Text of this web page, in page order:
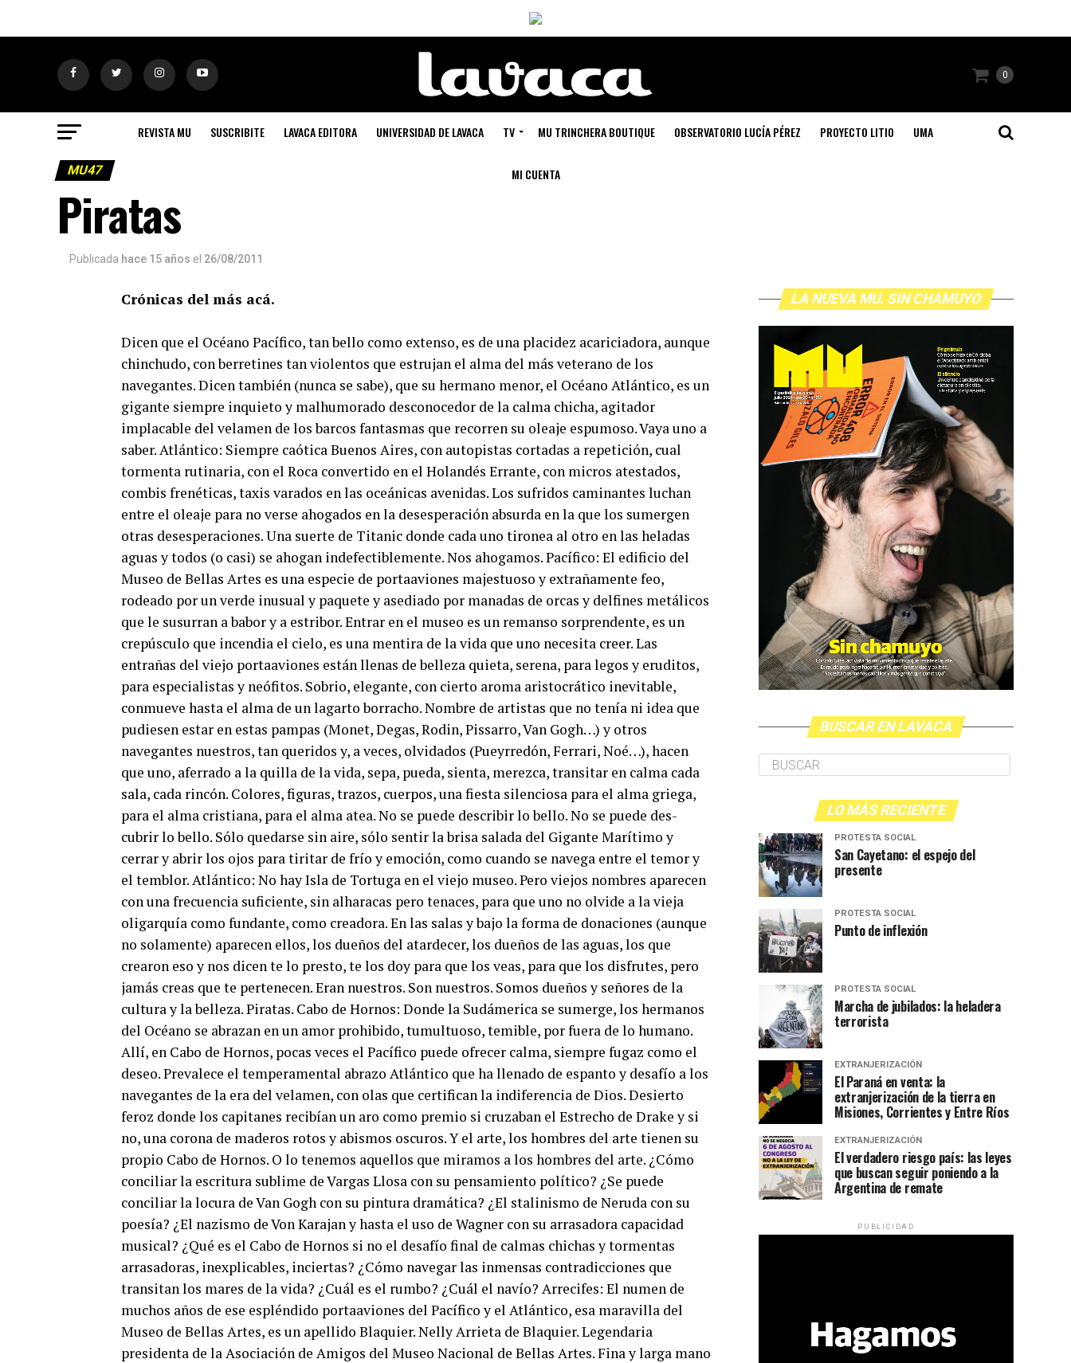
0
REVISTA MU SUSCRIBITE LAVACA EDITORA UNIVERSIDAD DE LAVACA TV MU TRINCHERA BOUTIQUE OBSERVATORIO LUCÍA PÉREZ PROYECTO LITIO UMA
MI CUENTA
MU47
Piratas
Publicada hace 15 años el 26/08/2011
Crónicas del más acá.
Dicen que el Océano Pacífico, tan bello como extenso, es de una placidez acariciadora, aunque
chinchudo, con berretines tan violentos que estrujan el alma del más veterano de los
navegantes. Dicen también (nunca se sabe), que su hermano menor, el Océano Atlántico, es un
gigante siempre inquieto y malhumorado desconocedor de la calma chicha, agitador
implacable del velamen de los barcos fantasmas que recorren su oleaje espumoso. Vaya uno a
saber. Atlántico: Siempre caótica Buenos Aires, con autopistas cortadas a repetición, cual
tormenta rutinaria, con el Roca convertido en el Holandés Errante, con micros atestados,
combis frenéticas, taxis varados en las oceánicas avenidas. Los sufridos caminantes luchan
entre el oleaje para no verse ahogados en la desesperación absurda en la que los sumergen
otras desesperaciones. Una suerte de Titanic donde cada uno tironea al otro en las heladas
aguas y todos (o casi) se ahogan indefectiblemente. Nos ahogamos. Pacífico: El edificio del
Museo de Bellas Artes es una especie de portaaviones majestuoso y extrañamente feo,
rodeado por un verde inusual y paquete y asediado por manadas de orcas y delfines metálicos
que le susurran a babor y a estribor. Entrar en el museo es un remanso sorprendente, es un
crepúsculo que incendia el cielo, es una mentira de la vida que uno necesita creer. Las
entrañas del viejo portaaviones están llenas de belleza quieta, serena, para legos y eruditos,
para especialistas y neófitos. Sobrio, elegante, con cierto aroma aristocrático inevitable,
conmueve hasta el alma de un lagarto borracho. Nombre de artistas que no tenía ni idea que
pudiesen estar en estas pampas (Monet, Degas, Rodin, Pissarro, Van Gogh…) y otros
navegantes nuestros, tan queridos y, a veces, olvidados (Pueyrredón, Ferrari, Noé…), hacen
que uno, aferrado a la quilla de la vida, sepa, pueda, sienta, merezca, transitar en calma cada
sala, cada rincón. Colores, figuras, trazos, cuerpos, una fiesta silenciosa para el alma griega,
para el alma cristiana, para el alma atea. No se puede describir lo bello. No se puede des-
cubrir lo bello. Sólo quedarse sin aire, sólo sentir la brisa salada del Gigante Marítimo y
cerrar y abrir los ojos para tiritar de frío y emoción, como cuando se navega entre el temor y
el temblor. Atlántico: No hay Isla de Tortuga en el viejo museo. Pero viejos nombres aparecen
con una frecuencia suficiente, sin alharacas pero tenaces, para que uno no olvide a la vieja
oligarquía como fundante, como creadora. En las salas y bajo la forma de donaciones (aunque
no solamente) aparecen ellos, los dueños del atardecer, los dueños de las aguas, los que
crearon eso y nos dicen te lo presto, te los doy para que los veas, para que los disfrutes, pero
jamás creas que te pertenecen. Eran nuestros. Son nuestros. Somos dueños y señores de la
cultura y la belleza. Piratas. Cabo de Hornos: Donde la Sudámerica se sumerge, los hermanos
del Océano se abrazan en un amor prohibido, tumultuoso, temible, por fuera de lo humano.
Allí, en Cabo de Hornos, pocas veces el Pacífico puede ofrecer calma, siempre fugaz como el
deseo. Prevalece el temperamental abrazo Atlántico que ha llenado de espanto y desafío a los
navegantes de la era del velamen, con olas que certifican la indiferencia de Dios. Desierto
feroz donde los capitanes recibían un aro como premio si cruzaban el Estrecho de Drake y si
no, una corona de maderos rotos y abismos oscuros. Y el arte, los hombres del arte tienen su
propio Cabo de Hornos. O lo tenemos aquellos que miramos a los hombres del arte. ¿Cómo
conciliar la escritura sublime de Vargas Llosa con su pensamiento político? ¿Se puede
conciliar la locura de Van Gogh con su pintura dramática? ¿El stalinismo de Neruda con su
poesía? ¿El nazismo de Von Karajan y hasta el uso de Wagner con su arrasadora capacidad
musical? ¿Qué es el Cabo de Hornos si no el desafío final de calmas chichas y tormentas
arrasadoras, inexplicables, inciertas? ¿Cómo navegar las inmensas contradicciones que
transitan los mares de la vida? ¿Cuál es el rumbo? ¿Cuál el navío? Arrecifes: El numen de
muchos años de ese espléndido portaaviones del Pacífico y el Atlántico, esa maravilla del
Museo de Bellas Artes, es un apellido Blaquier. Nelly Arrieta de Blaquier. Legendaria
presidenta de la Asociación de Amigos del Museo Nacional de Bellas Artes. Fina y larga mano
LA NUEVA MU. SIN CHAMUYO
BUSCAR EN LAVACA
LO MÁS RECIENTE
PROTESTA SOCIAL
San Cayetano: el espejo del
presente
PROTESTA SOCIAL
Punto de inflexión
PROTESTA SOCIAL
Marcha de jubilados: la heladera
terrorista
EXTRANJERIZACIÓN
El Paraná en venta: la
extranjerización de la tierra en
Misiones, Corrientes y Entre Ríos
EXTRANJERIZACIÓN
El verdadero riesgo país: las leyes
que buscan seguir poniendo a la
Argentina de remate
PUBLICIDAD